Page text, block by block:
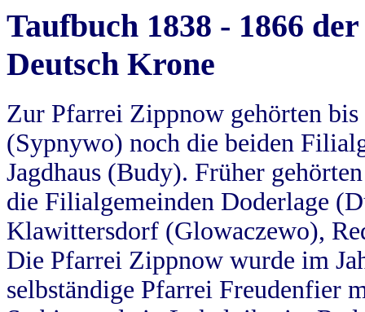
Taufbuch 1838 - 1866
Deutsch Krone
Zur Pfarrei Zippnow gehörten
(Sypnywo) noch die beiden
Jagdhaus (Budy). Früher
die Filialgemeinden Doderlage
Klawittersdorf (Glowaczewo),
Die Pfarrei Zippnow wurde im
selbständige Pfarrei Freudenfier